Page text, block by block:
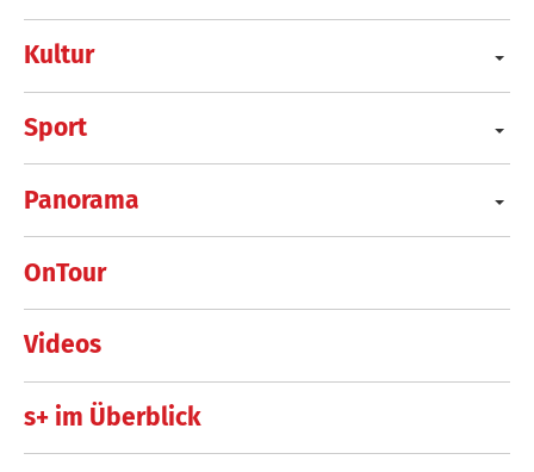
Kultur
Sport
Panorama
OnTour
Videos
s+ im Überblick